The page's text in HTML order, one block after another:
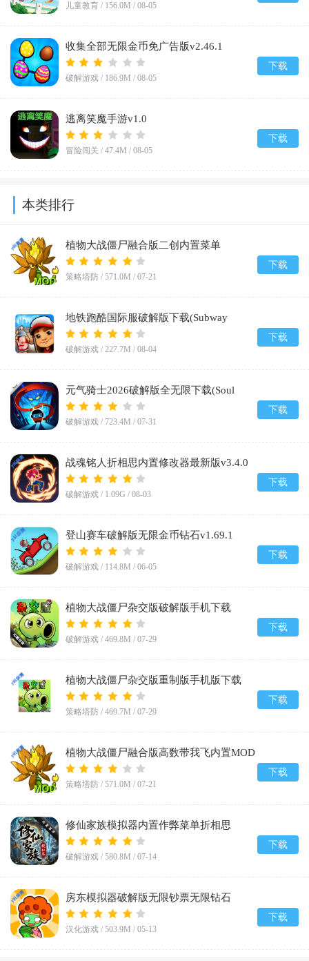
儿童教育 / 156.0M / 08-05
收集全部无限金币免广告版v2.46.1
破解游戏 / 186.9M / 08-05
下载
逃离笑魔手游v1.0
冒险闯关 / 47.4M / 08-05
下载
本类排行
植物大战僵尸融合版二创内置菜单
(PlantsVsZombiesRH-Mod)v3.8.1
策略塔防 / 571.0M / 07-21
下载
地铁跑酷国际服破解版下载(Subway
Surf)v3.67.0
破解游戏 / 227.7M / 08-04
下载
元气骑士2026破解版全无限下载(Soul
Knight)v8.4.0
破解游戏 / 723.4M / 07-31
下载
战魂铭人折相思内置修改器最新版v3.4.0
破解游戏 / 1.09G / 08-03
下载
登山赛车破解版无限金币钻石v1.69.1
破解游戏 / 114.8M / 06-05
下载
植物大战僵尸杂交版破解版手机下载
(Plants vs Zombies Super Hybrid)v0.25.5.0
破解游戏 / 469.8M / 07-29
下载
植物大战僵尸杂交版重制版手机版下载
v0.25.5
策略塔防 / 469.7M / 07-29
下载
植物大战僵尸融合版高数带我飞内置MOD
菜单(PlantsVsZombiesRH-Mod)v3.8.1
策略塔防 / 571.0M / 07-21
下载
修仙家族模拟器内置作弊菜单折相思
v10.1.6
破解游戏 / 580.8M / 07-14
下载
房东模拟器破解版无限钞票无限钻石
v1.87.5.2
汉化游戏 / 503.9M / 05-13
下载